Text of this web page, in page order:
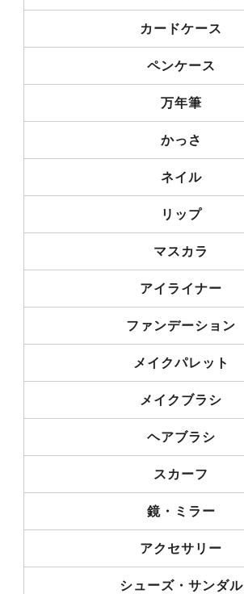
カードケース
ペンケース
万年筆
かっさ
ネイル
リップ
マスカラ
アイライナー
ファンデーション
メイクパレット
メイクブラシ
ヘアブラシ
スカーフ
鏡・ミラー
アクセサリー
シューズ・サンダル